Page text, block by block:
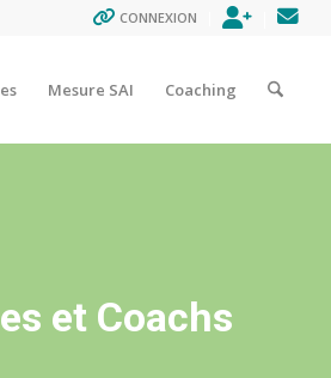
CONNEXION
Mesure SAI Coaching
et Coachs